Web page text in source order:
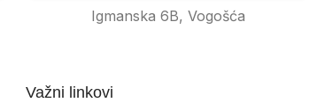
Igmanska 6B, Vogošća
Važni linkovi